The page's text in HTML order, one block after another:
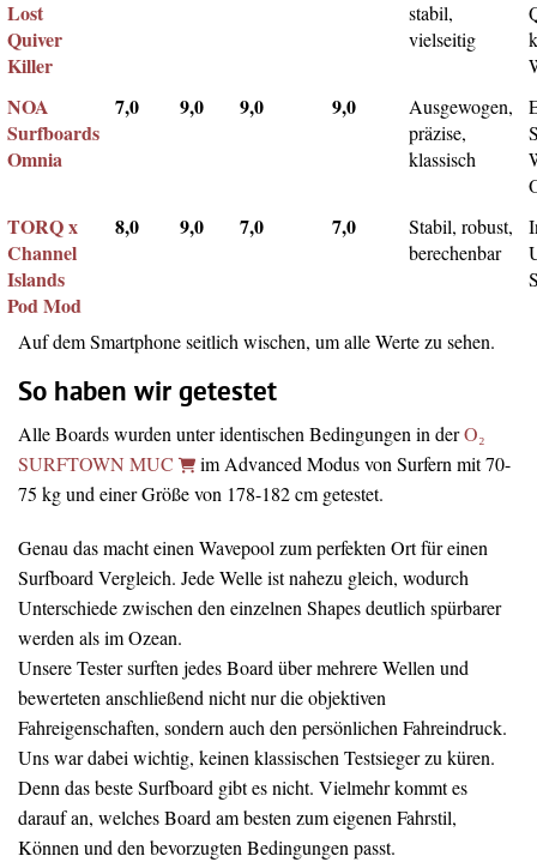
Lost
Quiver
Killer
stabil,
vielseitig
NOA
Surfboards
Omnia
7,0 9,0 9,0 9,0
Ausgewogen,
präzise,
klassisch
TORQ x
Channel
Islands
Pod Mod
8,0 9,0 7,0 7,0
Stabil, robust,
berechenbar
Auf dem Smartphone seitlich wischen, um alle Werte zu sehen.
So haben wir getestet
Alle Boards wurden unter identischen Bedingungen in derO₂
SURFTOWN MUC
im Advanced Modus von Surfern mit 70-
75 kg und einer Größe von 178-182 cm getestet.
Genau das macht einen Wavepool zum perfekten Ort für einen
Surfboard Vergleich. Jede Welle ist nahezu gleich, wodurch
Unterschiede zwischen den einzelnen Shapes deutlich spürbarer
werden als im Ozean.
Unsere Tester surften jedes Board über mehrere Wellen und
bewerteten anschließend nicht nur die objektiven
Fahreigenschaften, sondern auch den persönlichen Fahreindruck.
Uns war dabei wichtig, keinen klassischen Testsieger zu küren.
Denn das beste Surfboard gibt es nicht. Vielmehr kommt es
darauf an, welches Board am besten zum eigenen Fahrstil,
Können und den bevorzugten Bedingungen passt.